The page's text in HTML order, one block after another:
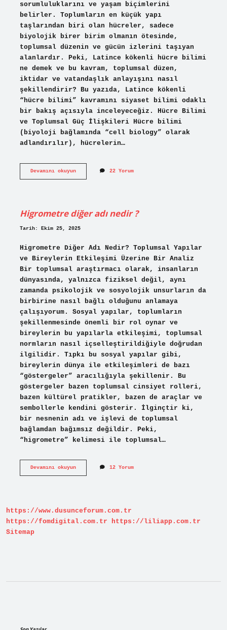
sorumluluklarını ve yaşam biçimlerini
belirler. Toplumların en küçük yapı
taşlarından biri olan hücreler, sadece
biyolojik birer birim olmanın ötesinde,
toplumsal düzenin ve gücün izlerini taşıyan
alanlardır. Peki, Latince kökenli hücre bilimi
ne demek ve bu kavram, toplumsal düzen,
iktidar ve vatandaşlık anlayışını nasıl
şekillendirir? Bu yazıda, Latince kökenli
“hücre bilimi” kavramını siyaset bilimi odaklı
bir bakış açısıyla inceleyeceğiz. Hücre Bilimi
ve Toplumsal Güç İlişkileri Hücre bilimi
(biyoloji bağlamında “cell biology” olarak
adlandırılır), hücrelerin…
Devamını okuyunLatince
22 Yorum
Higrometre diğer adı nedir ?
Tarih: Ekim 25, 2025
Higrometre Diğer Adı Nedir? Toplumsal Yapılar
ve Bireylerin Etkileşimi Üzerine Bir Analiz
Bir toplumsal araştırmacı olarak, insanların
dünyasında, yalnızca fiziksel değil, aynı
zamanda psikolojik ve sosyolojik unsurların da
birbirine nasıl bağlı olduğunu anlamaya
çalışıyorum. Sosyal yapılar, toplumların
şekillenmesinde önemli bir rol oynar ve
bireylerin bu yapılarla etkileşimi, toplumsal
normların nasıl içselleştirildiğiyle doğrudan
ilgilidir. Tıpkı bu sosyal yapılar gibi,
bireylerin dünya ile etkileşimleri de bazı
“göstergeler” aracılığıyla şekillenir. Bu
göstergeler bazen toplumsal cinsiyet rolleri,
bazen kültürel pratikler, bazen de araçlar ve
sembollerle kendini gösterir. İlginçtir ki,
bir nesnenin adı ve işlevi de toplumsal
bağlamdan bağımsız değildir. Peki,
“higrometre” kelimesi ile toplumsal…
Devamını okuyunHigrometre
diğer
12 Yorum
https://www.dusunceforum.com.tr
https://fomdigital.com.tr
https://liliapp.com.tr
Sitemap